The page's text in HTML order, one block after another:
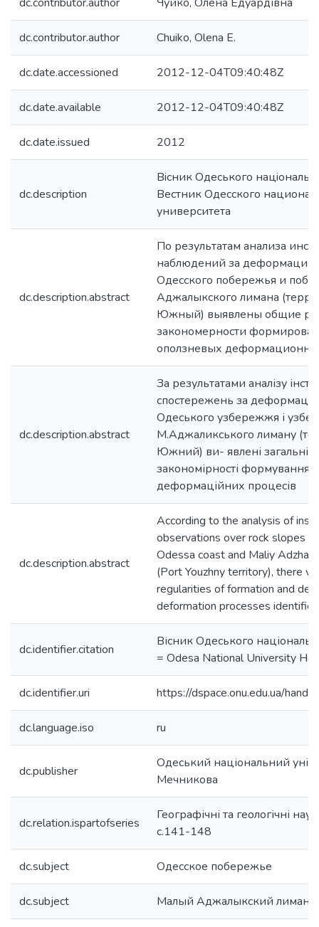
dc.contributor.author Chuiko, Olena E.
dc.date.accessioned 2012-12-04T09:40:48Z
dc.date.available 2012-12-04T09:40:48Z
dc.date.issued 2012
dc.description
Вiсник Одеського
Вестник Одесского
университета
dc.description.abstract
По результатам анализа
наблюдений за
Одесского побережья и
Аджалыкского лимана
Южный) выявлены общие
закономерности
оползневых
dc.description.abstract
За результатами аналізу
спостережень за
Одеського узбережжя і
М.Аджаликського лиману
Южний) ви- явлені загальні
закономірності формування
деформаційних процесів
dc.description.abstract
According to the analysis of
observations over rock slopes
Odessa coast and Maliy
(Port Youzhny territory), there
regularities of formation and
deformation processes identified
dc.identifier.citation
Вісник Одеського
= Odesa National University
dc.identifier.uri https://dspace.onu.edu.ua/
dc.language.iso ru
dc.publisher
Одеський національний
Мечникова
dc.relation.ispartofseries
Географічні та геологічні
с.141-148
dc.subject Одесское побережье
dc.subject Малый Аджалыкский лиман